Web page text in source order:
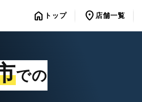
home トップ location_on 店舗一覧
での